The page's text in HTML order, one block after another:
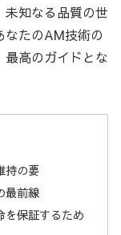
未知なる品質の世
なたのAM技術の
最高のガイドとな
持の要
最前線
を保証するため